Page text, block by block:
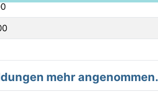
mehr angenommen.